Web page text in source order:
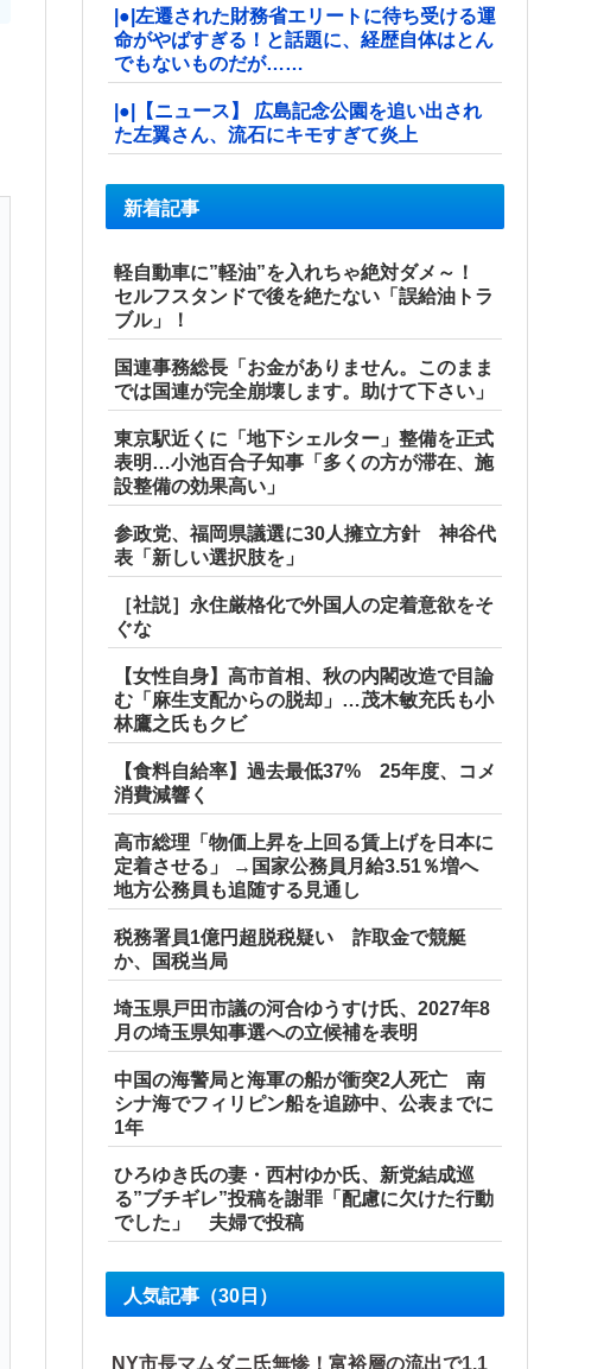
|●|左遷された財務省エリートに待ち受ける運
命がやばすぎる！と話題に、経歴自体はとん
でもないものだが……
|●|【ニュース】 広島記念公園を追い出され
た左翼さん、流石にキモすぎて炎上
新着記事
軽自動車に”軽油”を入れちゃ絶対ダメ～！
セルフスタンドで後を絶たない「誤給油トラ
ブル」！
国連事務総長「お金がありません。このまま
では国連が完全崩壊します。助けて下さい」
東京駅近くに「地下シェルター」整備を正式
表明…小池百合子知事「多くの方が滞在、施
設整備の効果高い」
参政党、福岡県議選に30人擁立方針 神谷代
表「新しい選択肢を」
［社説］永住厳格化で外国人の定着意欲をそ
ぐな
【女性自身】高市首相、秋の内閣改造で目論
む「麻生支配からの脱却」…茂木敏充氏も小
林鷹之氏もクビ
【食料自給率】過去最低37% 25年度、コメ
消費減響く
高市総理「物価上昇を上回る賃上げを日本に
定着させる」 →国家公務員月給3.51％増へ
地方公務員も追随する見通し
税務署員1億円超脱税疑い 詐取金で競艇
か、国税当局
埼玉県戸田市議の河合ゆうすけ氏、2027年8
月の埼玉県知事選への立候補を表明
中国の海警局と海軍の船が衝突2人死亡 南
シナ海でフィリピン船を追跡中、公表までに
1年
ひろゆき氏の妻・西村ゆか氏、新党結成巡
る”ブチギレ”投稿を謝罪「配慮に欠けた行動
でした」 夫婦で投稿
人気記事（30日）
NY市長マムダニ氏無惨！富裕層の流出で1.1